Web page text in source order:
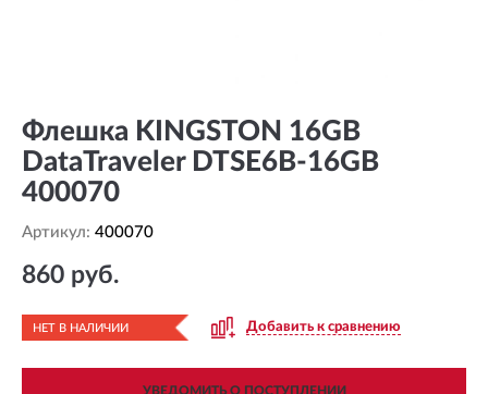
Флешка KINGSTON 16GB
DataTraveler DTSE6B-16GB
400070
Артикул: 400070
860 руб.
НЕТ В НАЛИЧИИ Добавить к сравнению
УВЕДОМИТЬ О ПОСТУПЛЕНИИ